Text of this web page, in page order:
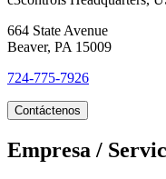
664 State Avenue
Beaver, PA 15009
724-775-7926
Contáctenos
Empresa /